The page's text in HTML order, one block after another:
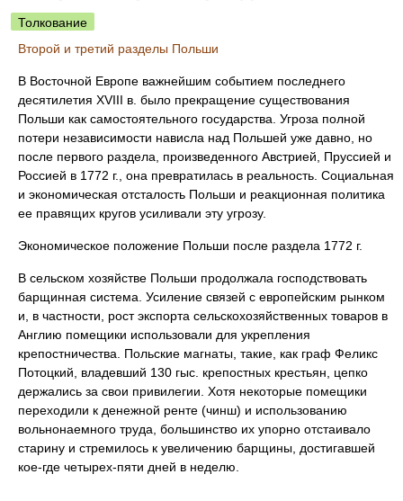
Толкование
Второй и третий разделы Польши
В Восточной Европе важнейшим событием последнего
десятилетия XVIII в. было прекращение существования
Польши как самостоятельного государства. Угроза полной
потери независимости нависла над Польшей уже давно, но
после первого раздела, произведенного Австрией, Пруссией и
Россией в 1772 г., она превратилась в реальность. Социальная
и экономическая отсталость Польши и реакционная политика
ее правящих кругов усиливали эту угрозу.
Экономическое положение Польши после раздела 1772 г.
В сельском хозяйстве Польши продолжала господствовать
барщинная система. Усиление связей с европейским рынком
и, в частности, рост экспорта сельскохозяйственных товаров в
Англию помещики использовали для укрепления
крепостничества. Польские магнаты, такие, как граф Феликс
Потоцкий, владевший 130 гыс. крепостных крестьян, цепко
держались за свои привилегии. Хотя некоторые помещики
переходили к денежной ренте (чинш) и использованию
вольнонаемного труда, большинство их упорно отстаивало
старину и стремилось к увеличению барщины, достигавшей
кое-где четырех-пяти дней в неделю.